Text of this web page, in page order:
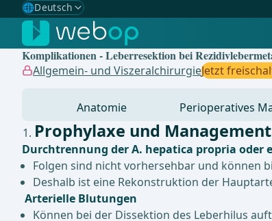
🌐Deutsch
Gewählte Sprache: Deutsch
🇩🇪 Deutsch ✓
🇬🇧English
Brasilianisch
Komplikationen - Leberresektion bei
Allgemein- und ViszeralchirurgieJetzt
Anatomie Perioperatives
Prophylaxe und
Durchtrennung der A. hepatica propria oder
Folgen sind nicht vorhersehbar und können
Deshalb ist eine Rekonstruktion der
Arterielle Blutungen
Können bei der Dissektion des Leberhilus